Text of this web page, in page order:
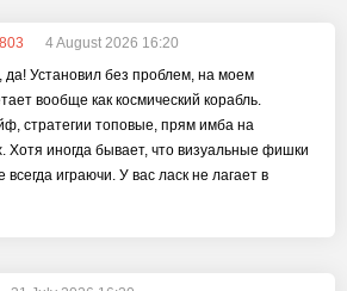
4 August 2026 16:20
да! Установил без проблем, на моем
вообще как космический корабль.
стратегии топовые, прям имба на
Хотя иногда бывает, что визуальные фишки
всегда играючи. У вас ласк не лагает в